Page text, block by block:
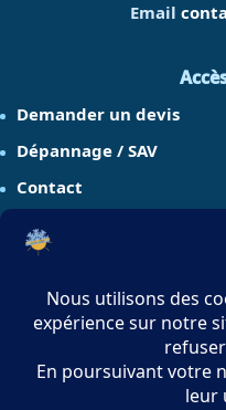
Email
Demander un devis
Dépannage / SAV
Contact
Copyright © 2026 JSA